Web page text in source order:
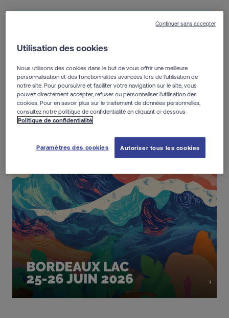
Utilisation des cookies
Nous utilisons des cookies dans le but de vous offrir une meilleure
personnalisation et des fonctionnalités avancées lors de l'utilisation de
notre site. Pour poursuivre et faciliter votre navigation sur le site, vous
pouvez directement accepter, refuser ou personnaliser l'utilisation des
cookies. Pour en savoir plus sur le traitement de données personnelles,
consultez notre politique de confidentialité en cliquant ci-dessous
:Politique de confidentialité
Paramètres des cookies Autoriser tous les cookies
Continuer sans accepter